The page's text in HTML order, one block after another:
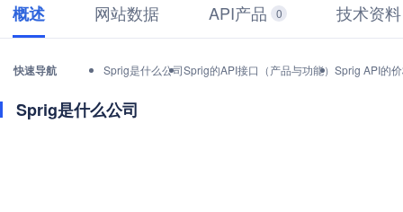
概述 网站数据 API产品 0 技术资料
快速导航 Sprig是什么公司Sprig的API接口（产品与功能） Sprig API的
Sprig是什么公司